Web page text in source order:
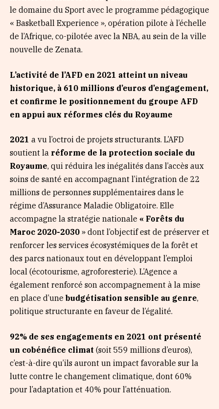
le domaine du Sport avec le programme pédagogique
« Basketball Experience », opération pilote à l’échelle
de l’Afrique, co-pilotée avec la NBA, au sein de la ville
nouvelle de Zenata.
L’activité de l’AFD en 2021 atteint un niveau
historique, à 610 millions d’euros d’engagement,
et confirme le positionnement du groupe AFD
en appui aux réformes clés du Royaume
2021 a vu l’octroi de projets structurants. L’AFD
soutient la réforme de la protection sociale du
Royaume, qui réduira les inégalités dans l’accès aux
soins de santé en accompagnant l’intégration de 22
millions de personnes supplémentaires dans le
régime d’Assurance Maladie Obligatoire. Elle
accompagne la stratégie nationale « Forêts du
Maroc 2020-2030 » dont l’objectif est de préserver et
renforcer les services écosystémiques de la forêt et
des parcs nationaux tout en développant l’emploi
local (écotourisme, agroforesterie). L’Agence a
également renforcé son accompagnement à la mise
en place d’une budgétisation sensible au genre,
politique structurante en faveur de l’égalité.
92% de ses engagements en 2021 ont présenté
un cobénéfice climat (soit 559 millions d’euros),
c’est-à-dire qu’ils auront un impact favorable sur la
lutte contre le changement climatique, dont 60%
pour l’adaptation et 40% pour l’atténuation.